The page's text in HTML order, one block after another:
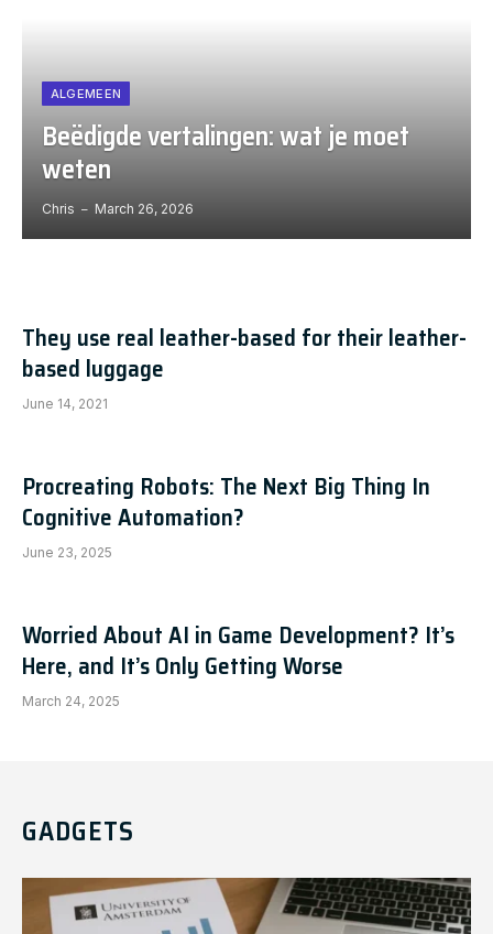
ALGEMEEN
Beëdigde vertalingen: wat je moet
weten
Chris March 26, 2026
They use real leather-based for their leather-
based luggage
June 14, 2021
Procreating Robots: The Next Big Thing In
Cognitive Automation?
June 23, 2025
Worried About AI in Game Development? It’s
Here, and It’s Only Getting Worse
March 24, 2025
GADGETS